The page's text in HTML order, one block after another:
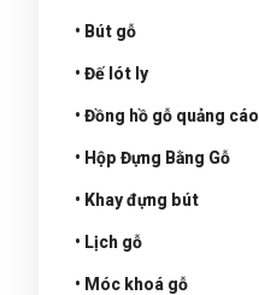
• Bút gỗ
• Đế lót ly
• Đồng hồ gỗ quảng cáo
• Hộp Đựng Bằng Gỗ
• Khay đựng bút
• Lịch gỗ
• Móc khoá gỗ